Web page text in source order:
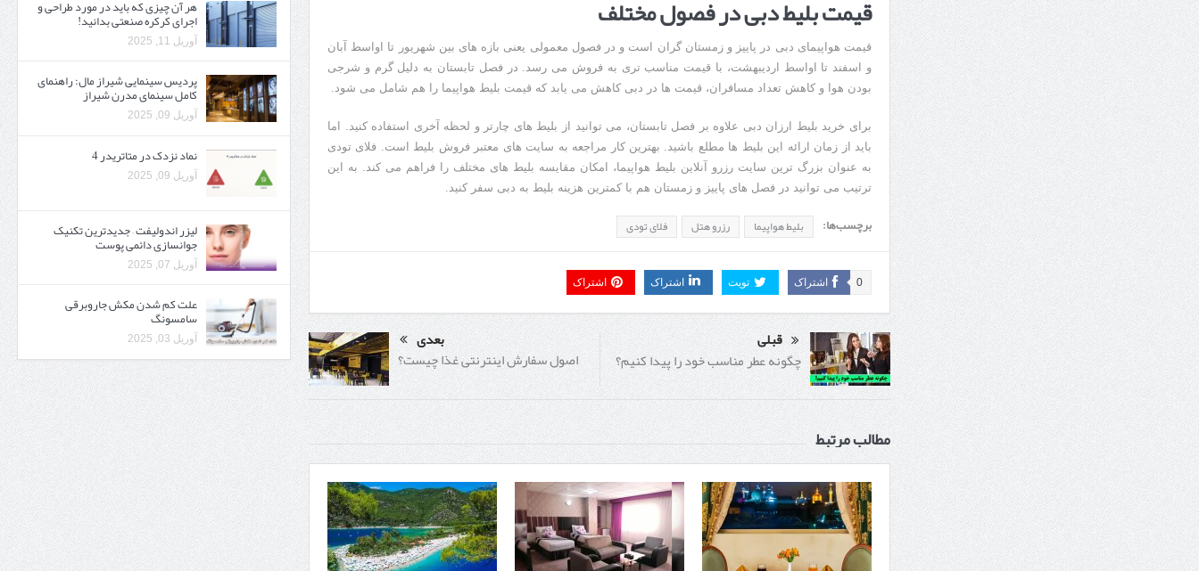
قیمت بلیط دبی در فصول مختلف
قیمت هواپیمای دبی در پاییز و زمستان گران است و در فصول معمولی یعنی بازه های بین شهریور تا اواسط آبان
و اسفند تا اواسط اردیبهشت، با قیمت مناسب تری به فروش می رسد. در فصل تابستان به دلیل گرم و شرجی
بودن هوا و کاهش تعداد مسافران، قیمت ها در دبی کاهش می یابد که قیمت بلیط هواپیما را هم شامل می شود.
برای خرید بلیط ارزان دبی علاوه بر فصل تابستان، می توانید از بلیط های چارتر و لحظه آخری استفاده کنید. اما
باید از زمان ارائه این بلیط ها مطلع باشید. بهترین کار مراجعه به سایت های معتبر فروش بلیط است. فلای تودی
به عنوان بزرگ ترین سایت رزرو آنلاین بلیط هواپیما، امکان مقایسه بلیط های مختلف را فراهم می کند. به این
ترتیب می توانید در فصل های پاییز و زمستان هم با کمترین هزینه بلیط به دبی سفر کنید.
برچسب‌ها: بلیط هواپیما رزرو هتل فلای تودی
اشتراک 0 تویت اشتراک اشتراک
قبلی
چگونه عطر مناسب خود را پیدا کنیم؟
بعدی
اصول سفارش اینترنتی غذا چیست؟
مطالب مرتبط
هر آن چیزی که باید در مورد طراحی و
اجرای کرکره صنعتی بدانید!
آوریل 11, 2025
پردیس سینمایی شیراز مال: راهنمای
کامل سینمای مدرن شیراز
آوریل 09, 2025
نماد نزدک در متاتریدر 4
آوریل 09, 2025
لیزر اندولیفت – جدیدترین تکنیک
جوانسازی دائمی پوست
آوریل 07, 2025
علت کم شدن مکش جاروبرقی
سامسونگ
آوریل 03, 2025